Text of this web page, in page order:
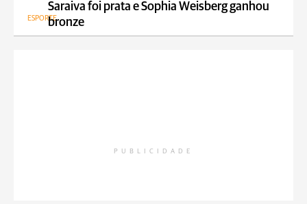
Saraiva foi prata e Sophia Weisberg ganhou
bronze
ESPORTE
PUBLICIDADE